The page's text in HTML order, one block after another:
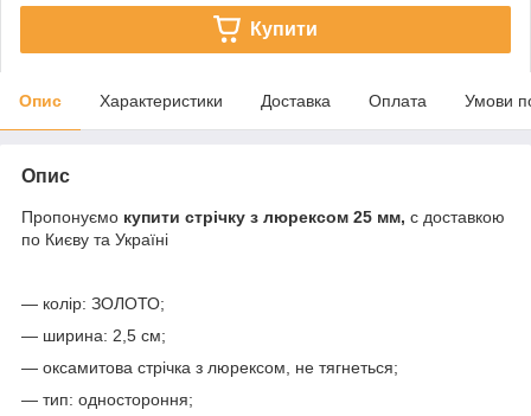
Купити
Опис Характеристики Доставка Оплата Умови
Опис
Пропонуємо купити стрічку з люрексом 25 мм, c доставкою
по Києву та Україні
— колір: ЗОЛОТО;
— ширина: 2,5 см;
— оксамитова стрічка з люрексом, не тягнеться;
— тип: одностороння;